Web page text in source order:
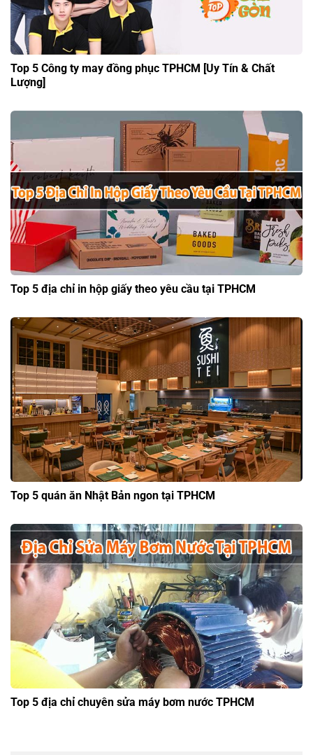
Top 5 Công ty may đồng phục TPHCM [Uy Tín & Chất
Lượng]
Top 5 địa chỉ in hộp giấy theo yêu cầu tại TPHCM
Top 5 quán ăn Nhật Bản ngon tại TPHCM
Top 5 địa chỉ chuyên sửa máy bơm nước TPHCM